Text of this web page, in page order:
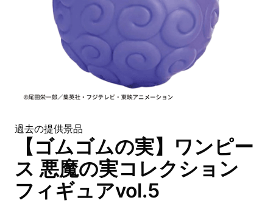
過去の提供景品
【ゴムゴムの実】ワンピー
ス 悪魔の実コレクション
フィギュアvol.5